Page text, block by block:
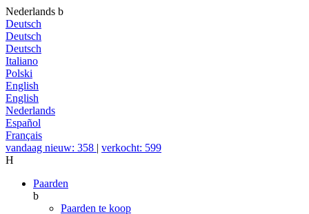
Nederlands b
Deutsch
Deutsch
Deutsch
Italiano
Polski
English
English
Nederlands
Español
Français
vandaag nieuw: 358 | verkocht: 599
H
Paarden
b
Paarden te koop